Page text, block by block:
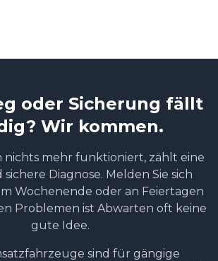
oder Sicherung fällt
Wir kommen.
nichts mehr funktioniert, zählt eine
Diagnose. Melden Sie sich
Wochenende oder an Feiertagen
Problemen ist Abwarten oft keine
gute Idee.
sind für gängige